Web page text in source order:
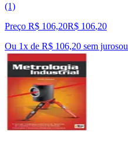
(1)
Preço R$ 106,20R$ 106,20
Ou 1x de R$ 106,20 sem jurosou